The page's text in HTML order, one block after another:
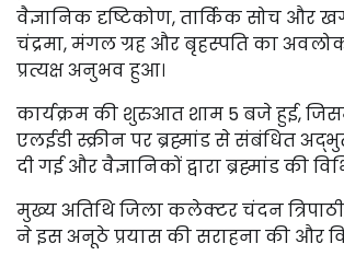
वैज्ञानिक दृष्टिकोण, तार्किक सोच और
चंद्रमा, मंगल ग्रह और बृहस्पति का
प्रत्यक्ष अनुभव हुआ।
कार्यक्रम की शुरुआत शाम 5 बजे हुई,
एलईडी स्क्रीन पर ब्रह्मांड से संबंधित
दी गई और वैज्ञानिकों द्वारा ब्रह्मांड
मुख्य अतिथि जिला कलेक्टर चंदन
ने इस अनूठे प्रयास की सराहना की और